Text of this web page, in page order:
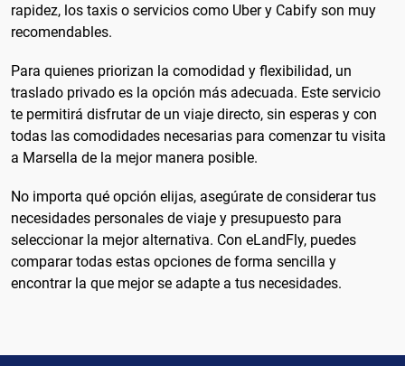
rapidez, los taxis o servicios como Uber y Cabify son muy
recomendables.
Para quienes priorizan la comodidad y flexibilidad, un
traslado privado es la opción más adecuada. Este servicio
te permitirá disfrutar de un viaje directo, sin esperas y con
todas las comodidades necesarias para comenzar tu visita
a Marsella de la mejor manera posible.
No importa qué opción elijas, asegúrate de considerar tus
necesidades personales de viaje y presupuesto para
seleccionar la mejor alternativa. Con eLandFly, puedes
comparar todas estas opciones de forma sencilla y
encontrar la que mejor se adapte a tus necesidades.